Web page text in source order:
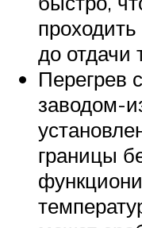
до отдачи
Перегрев
заводом-
границы